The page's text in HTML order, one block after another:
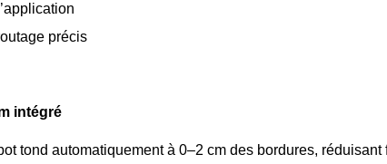
précis
intégré
tond automatiquement à 0–2 cm des bordures,